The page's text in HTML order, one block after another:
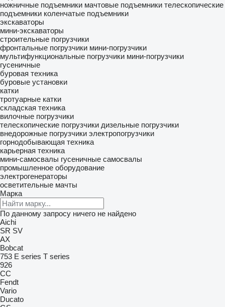
ножничные подъемники мачтовые подъемники телескопические
подъемники коленчатые подъемники
экскаваторы
мини-экскаваторы
строительные погрузчики
фронтальные погрузчики мини-погрузчики
мультифункциональные погрузчики мини-погрузчики
гусеничные
буровая техника
буровые установки
катки
тротуарные катки
складская техника
вилочные погрузчики
телескопические погрузчики дизельные погрузчики
внедорожные погрузчики электропогрузчики
горнодобывающая техника
карьерная техника
мини-самосвалы гусеничные самосвалы
промышленное оборудование
электрогенераторы
осветительные мачты
Марка
По данному запросу ничего не найдено
Aichi
SR SV
AX
Bobcat
753 E series T series
926
CC
Fendt
Vario
Ducato